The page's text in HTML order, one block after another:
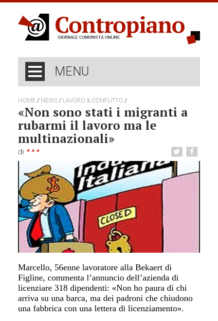
MENU
HOME / NEWS / LAVORO & CONFLITTO /
«Non sono stati i migranti a
rubarmi il lavoro ma le
multinazionali»
di * * *
Marcello, 56enne lavoratore alla Bekaert di
Figline, commenta l’annuncio dell’azienda di
licenziare 318 dipendenti: «Non ho paura di chi
arriva su una barca, ma dei padroni che chiudono
una fabbrica con una lettera di licenziamento».